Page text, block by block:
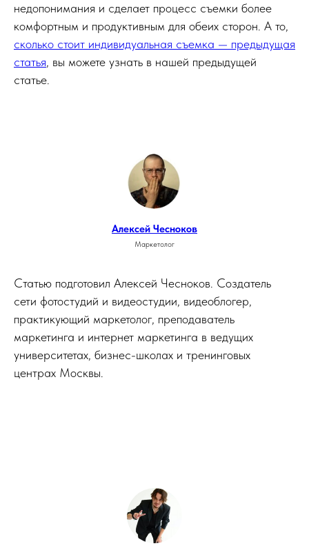
недопонимания и сделает процесс съемки более
комфортным и продуктивным для обеих сторон. А то,
сколько стоит индивидуальная съемка — предыдущая
статья, вы можете узнать в нашей предыдущей
статье.
Алексей Чесноков
Маркетолог
Статью подготовил Алексей Чесноков. Создатель
сети фотостудий и видеостудии, видеоблогер,
практикующий маркетолог, преподаватель
маркетинга и интернет маркетинга в ведущих
университетах, бизнес-школах и тренинговых
центрах Москвы.